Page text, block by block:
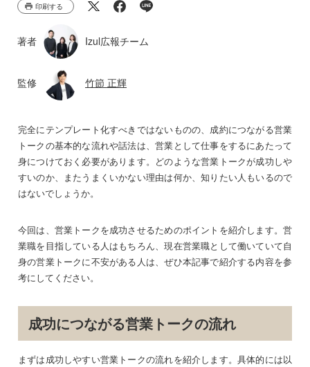
印刷する
著者 Izul広報チーム
監修 竹節 正輝
完全にテンプレート化すべきではないものの、成約につながる営業
トークの基本的な流れや話法は、営業として仕事をするにあたって
身につけておく必要があります。どのような営業トークが成功しや
すいのか、またうまくいかない理由は何か、知りたい人もいるので
はないでしょうか。
今回は、営業トークを成功させるためのポイントを紹介します。営
業職を目指している人はもちろん、現在営業職として働いていて自
身の営業トークに不安がある人は、ぜひ本記事で紹介する内容を参
考にしてください。
成功につながる営業トークの流れ
まずは成功しやすい営業トークの流れを紹介します。具体的には以